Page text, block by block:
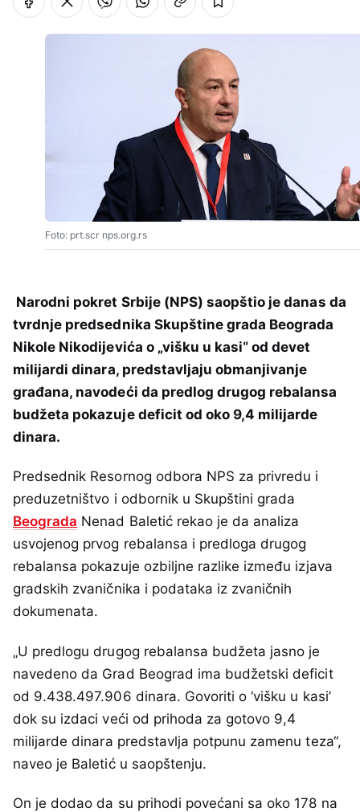
Foto: prt.scr nps.org.rs
Narodni pokret Srbije (NPS) saopštio je danas da
tvrdnje predsednika Skupštine grada Beograda
Nikole Nikodijevića o „višku u kasi“ od devet
milijardi dinara, predstavljaju obmanjivanje
građana, navodeći da predlog drugog rebalansa
budžeta pokazuje deficit od oko 9,4 milijarde
dinara.
Predsednik Resornog odbora NPS za privredu i
preduzetništvo i odbornik u Skupštini grada
Beograda Nenad Baletić rekao je da analiza
usvojenog prvog rebalansa i predloga drugog
rebalansa pokazuje ozbiljne razlike između izjava
gradskih zvaničnika i podataka iz zvaničnih
dokumenata.
„U predlogu drugog rebalansa budžeta jasno je
navedeno da Grad Beograd ima budžetski deficit
od 9.438.497.906 dinara. Govoriti o ‘višku u kasi’
dok su izdaci veći od prihoda za gotovo 9,4
milijarde dinara predstavlja potpunu zamenu teza“,
naveo je Baletić u saopštenju.
On je dodao da su prihodi povećani sa oko 178 na